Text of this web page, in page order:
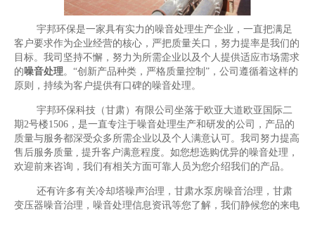
宇邦环保是一家具有实力的噪音处理生产企业，一直把满足
客户要求作为企业经营的核心，严把质量关口，努力提率是我们的
目标。我司坚持不懈，努力为所需企业以及个人提供适应市场需求
的噪音处理。“创新产品种类，严格质量控制”，公司遵循着这样的
原则，持续为客户提供有口碑的噪音处理。
宇邦环保科技（甘肃）有限公司坐落于欧亚大道欧亚国际二
期2号楼1506，是一直专注于噪音处理生产和研发的公司，产品的
质量与服务都深受众多所需企业以及个人满意认可。我司努力提高
售后服务质量 , 提升客户满意程度。如您想选购优异的噪音处理，
欢迎前来咨询，我们有相关方面可靠人员为您介绍我们的产品。
还有许多有关冷却塔噪声治理，甘肃水泵房噪音治理，甘肃
变压器噪音治理，噪音处理信息资讯等您了解，我们静候您的来电